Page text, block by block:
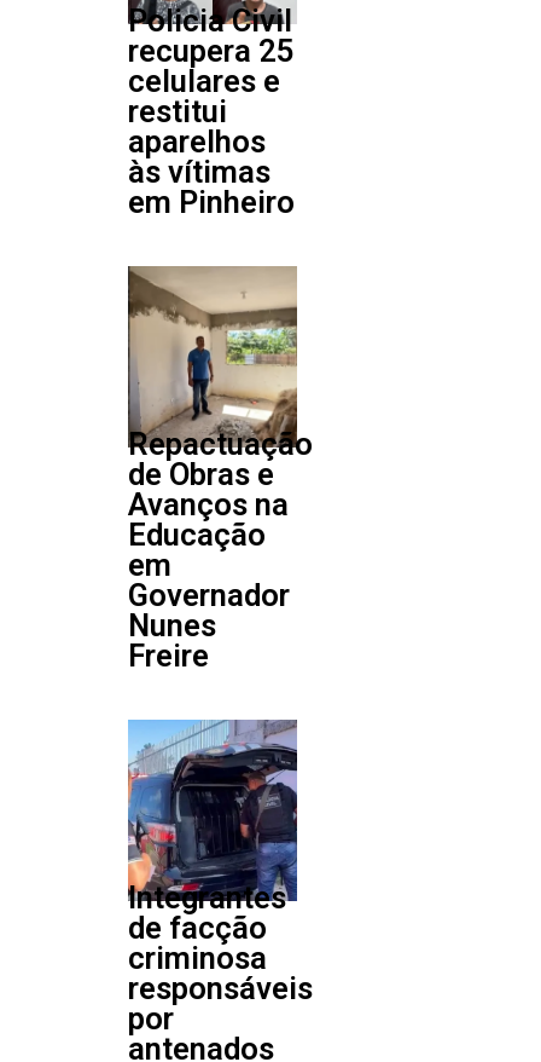
Policia Civil
recupera 25
celulares e
restitui
aparelhos
às vítimas
em Pinheiro
Repactuação
de Obras e
Avanços na
Educação
em
Governador
Nunes
Freire
Integrantes
de facção
criminosa
responsáveis
por
antenados